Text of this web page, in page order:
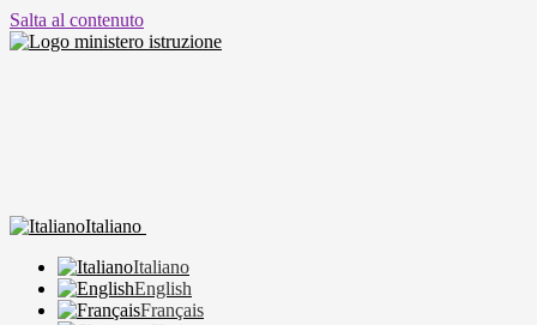
Salta al contenuto
Italiano
Italiano
English
Français